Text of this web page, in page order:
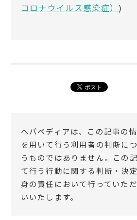
コロナウイルス感染症） )
へパペディアは、この記事の
を用いて行う利用者の判断に
うものではありません。この
て行う行動に関する判断・決
身の責任において行っていた
いいたします。